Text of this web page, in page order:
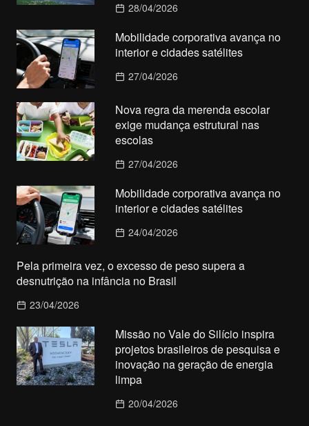
28/04/2026
Mobilidade corporativa avança no
interior e cidades satélites
27/04/2026
Nova regra da merenda escolar
exige mudança estrutural nas
escolas
27/04/2026
Mobilidade corporativa avança no
interior e cidades satélites
24/04/2026
Pela primeira vez, o excesso de peso supera a
desnutrição na infância no Brasil
23/04/2026
Missão no Vale do Silício inspira
projetos brasileiros de pesquisa e
inovação na geração de energia
limpa
20/04/2026